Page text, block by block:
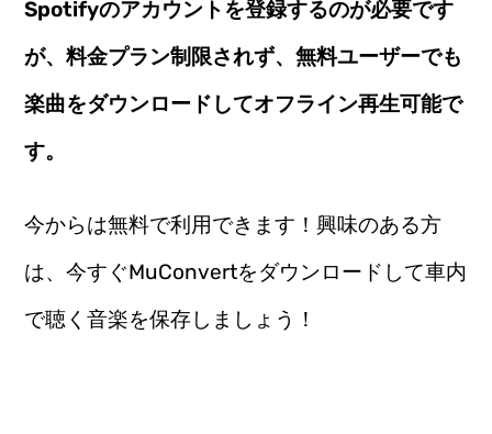
Spotifyのアカウントを登録するのが必要です
が、料金プラン制限されず、無料ユーザーでも
楽曲をダウンロードしてオフライン再生可能で
す。
今からは無料で利用できます！興味のある方
は、今すぐMuConvertをダウンロードして車内
で聴く音楽を保存しましょう！